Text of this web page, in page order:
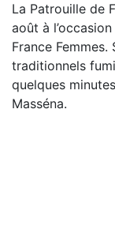
La Patrouille de
août à
France
traditionnels
quelques
Masséna.